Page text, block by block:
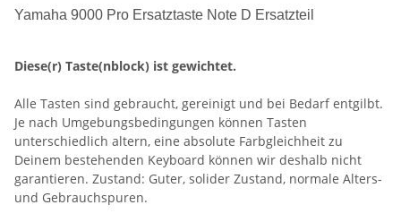
Yamaha 9000 Pro Ersatztaste Note D Ersatzteil
Diese(r) Taste(nblock) ist gewichtet.
Alle Tasten sind gebraucht, gereinigt und bei Bedarf entgilbt.
Je nach Umgebungsbedingungen können Tasten
unterschiedlich altern, eine absolute Farbgleichheit zu
Deinem bestehenden Keyboard können wir deshalb nicht
garantieren. Zustand: Guter, solider Zustand, normale Alters-
und Gebrauchspuren.